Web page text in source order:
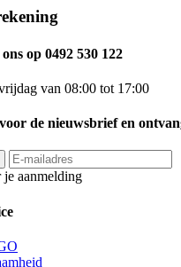
op 0492 530 122
van 08:00 tot 17:00
de nieuwsbrief en
aanmelding